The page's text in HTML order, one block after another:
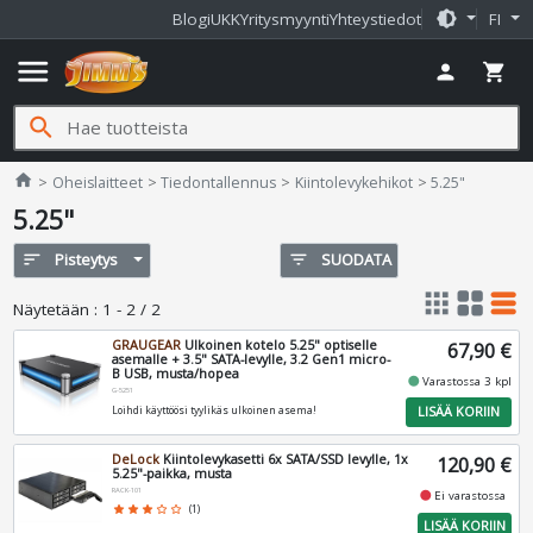
BlogiUKKYritysmyyntiYhteystiedot brightness_medium FI
menu person shopping_cart
search
home Jimms.fi
Oheislaitteet Tiedontallennus Kiintolevykehikot 5.25"
5.25"
sort Pisteytys filter_list SUODATA
Näytetään : 1 - 2 / 2 apps grid_view table_rows
GRAUGEAR Ulkoinen kotelo 5.25" optiselle
asemalle + 3.5" SATA-levylle, 3.2 Gen1 micro-
B USB, musta/hopea
G-5251
Loihdi käyttöösi tyylikäs ulkoinen asema!
67,90 €
fiber_manual_recordVarastossa 3 kpl
LISÄÄ KORIIN
DeLockKiintolevykasetti 6x SATA/SSD levylle, 1x
5.25"-paikka, musta
RACK-101
star star star star_border star_border (1)
120,90 €
fiber_manual_record Ei varastossa
LISÄÄ KORIIN